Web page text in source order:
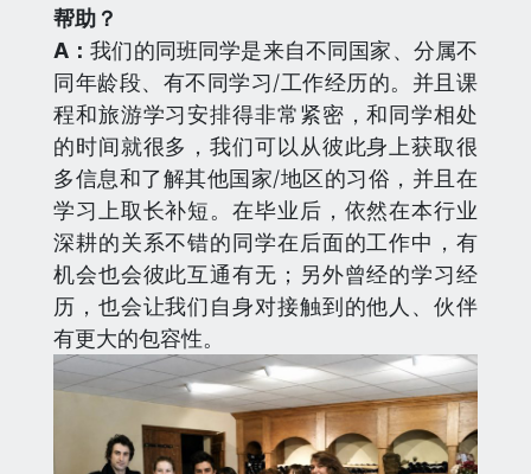
帮助？
A：我们的同班同学是来自不同国家、分属不
同年龄段、有不同学习/工作经历的。并且课
程和旅游学习安排得非常紧密，和同学相处
的时间就很多，我们可以从彼此身上获取很
多信息和了解其他国家/地区的习俗，并且在
学习上取长补短。在毕业后，依然在本行业
深耕的关系不错的同学在后面的工作中，有
机会也会彼此互通有无；另外曾经的学习经
历，也会让我们自身对接触到的他人、伙伴
有更大的包容性。